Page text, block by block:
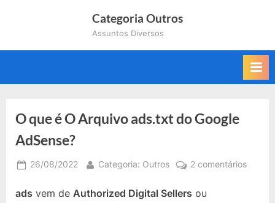
Categoria Outros
Assuntos Diversos
O que é O Arquivo ads.txt do Google
AdSense?
Posted
26/08/2022 By
Categoria: Outros 2 comentáriosem
ads vem de Authorized Digital Sellers ou